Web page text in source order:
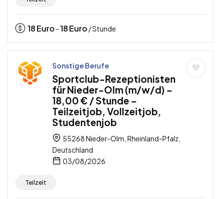
18Euro -18Euro / Stunde
Sonstige Berufe
Sportclub-Rezeptionisten
für Nieder-Olm (m/w/d) –
18,00 € / Stunde –
Teilzeitjob, Vollzeitjob,
Studentenjob
55268 Nieder-Olm, Rheinland-Pfalz,
Deutschland
03/08/2026
Teilzeit